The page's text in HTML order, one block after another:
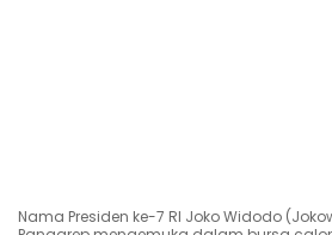
Nama Presiden ke-7 RI Joko Widodo